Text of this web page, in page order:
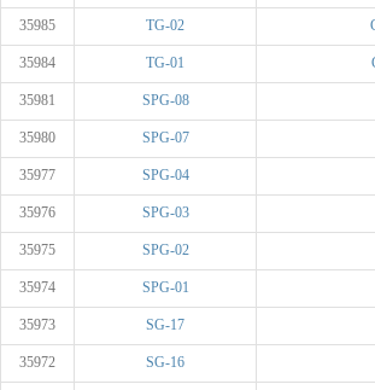
35985 TG-02
35984 TG-01
35981 SPG-08
35980 SPG-07
35977 SPG-04
35976 SPG-03
35975 SPG-02
35974 SPG-01
35973 SG-17
35972 SG-16